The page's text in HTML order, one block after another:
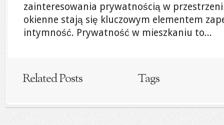
zainteresowania prywatnością w przestrzeni
okienne stają się kluczowym elementem
intymność. Prywatność w mieszkaniu to...
Related Posts Tags